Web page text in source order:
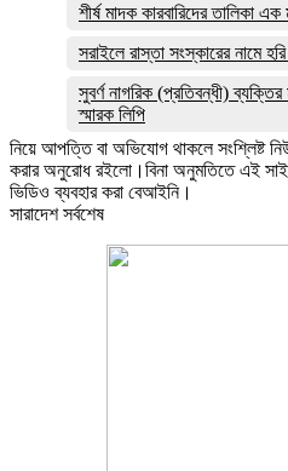
শীর্ষ মাদক কারবারিদের তালিকা এক
সরাইলে রাস্তা সংস্কারের নামে
সুবর্ণ নাগরিক (প্রতিবন্ধী)
স্মারক লিপি
নিয়ে আপত্তি বা অভিযোগ থাকলে সংশ্লিষ্ট
করার অনুরোধ রইলো।বিনা অনুমতিতে এই
ভিডিও ব্যবহার করা বেআইনি।
সারাদেশ সর্বশেষ